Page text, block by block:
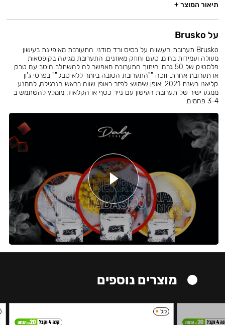
תיאור המוצר +
על Brusko
Brusko תערובת העשויה על בסיס ורד סודני. התעורבת מאופיינת בעישון
מעולה ועמידות בחום, טעם וחוזק מאוזנים. התערובת מגיעה בקופסאות
פלסטיק של 50 גרם. חיתוך התערובת מאפשר לה להשתלב היטב עם טבק
או תערובת אחרת. זוכה ""התערובת הטובה ביותר ללא טבק"" בפרסי ג'ון
קליאנו בשנת 2021. אופן שימוש: לפזר באופן שווה בראש הנרגילה, להמנע
ממגע ישיר של תערובת העישון עם נייר כסף או הקלאוד. מומלץ להשתמש ב
3-4 פחמים.
מוצרים נוספים
קל